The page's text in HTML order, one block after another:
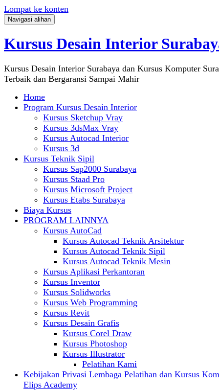
Lompat ke konten
Navigasi alihan
Kursus Desain Interior
Kursus Desain Interior Surabaya dan Kursus Komputer
Terbaik dan Bergaransi Sampai Mahir
Home
Program Kursus Desain Interior
Kursus Sketchup Vray
Kursus 3dsMax Vray
Kursus Autocad Interior
Kursus 3d
Kursus Teknik Sipil
Kursus Sap2000 Surabaya
Kursus Staad Pro
Kursus Microsoft Project
Kursus Etabs Surabaya
Biaya Kursus
PROGRAM LAINNYA
Kursus AutoCad
Kursus Autocad Teknik Arsitektur
Kursus Autocad Teknik Sipil
Kursus Autocad Teknik Mesin
Kursus Aplikasi Perkantoran
Kursus Inventor
Kursus Solidworks
Kursus Web Programming
Kursus Revit
Kursus Desain Grafis
Kursus Corel Draw
Kursus Photoshop
Kursus Illustrator
Pelatihan Kami
Kebijakan Privasi Lembaga Pelatihan dan Kursus
Elips Academy